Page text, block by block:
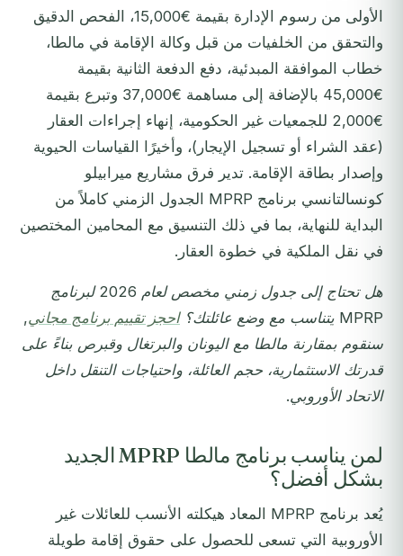
الأولى من رسوم الإدارة بقيمة €15,000، الفحص الدقيق
والتحقق من الخلفيات من قبل وكالة الإقامة في مالطا،
خطاب الموافقة المبدئية، دفع الدفعة الثانية بقيمة
€45,000 بالإضافة إلى مساهمة €37,000 وتبرع بقيمة
€2,000 للجمعيات غير الحكومية، إنهاء إجراءات العقار
(عقد الشراء أو تسجيل الإيجار)، وأخيرًا القياسات الحيوية
وإصدار بطاقة الإقامة. تدير فرق مشاريع ميرابيلو
كونسالتانسي برنامج MPRP الجدول الزمني كاملاً من
البداية للنهاية، بما في ذلك التنسيق مع المحامين المختصين
في نقل الملكية في خطوة العقار.
هل تحتاج إلى جدول زمني مخصص لعام 2026 لبرنامج
MPRP يتناسب مع وضع عائلتك؟
احجز تقييم برنامج مجاني,
سنقوم بمقارنة مالطا مع اليونان والبرتغال وقبرص بناءً على
قدرتك الاستثمارية، حجم العائلة، واحتياجات التنقل داخل
الاتحاد الأوروبي.
لمن يناسب برنامج مالطا MPRP الجديد
بشكل أفضل؟
يُعد برنامج MPRP المعاد هيكلته الأنسب للعائلات غير
الأوروبية التي تسعى للحصول على حقوق إقامة طويلة